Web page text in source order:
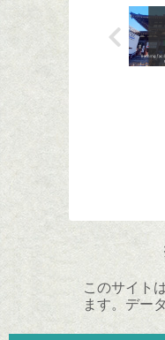
このサイト
ます。デー